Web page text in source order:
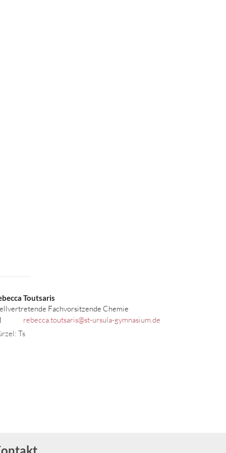
Toutsaris
Fachvorsitzende Chemie
rebecca.toutsaris@st-ursula-gymnasium.de
Ts